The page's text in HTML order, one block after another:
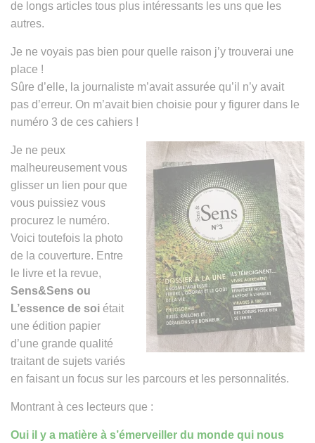
de longs articles tous plus intéressants les uns que les
autres.
Je ne voyais pas bien pour quelle raison j’y trouverai une
place !
Sûre d’elle, la journaliste m’avait assurée qu’il n’y avait
pas d’erreur. On m’avait bien choisie pour y figurer dans le
numéro 3 de ces cahiers !
Je ne peux
malheureusement vous
glisser un lien pour que
vous puissiez vous
procurez le numéro.
Voici toutefois la photo
de la couverture. Entre
le livre et la revue,
Sens&Sens ou
L’essence de soi était
une édition papier
d’une grande qualité
traitant de sujets variés
en faisant un focus sur les parcours et les personnalités.
Montrant à ces lecteurs que :
Oui il y a matière à s’émerveiller du monde qui nous